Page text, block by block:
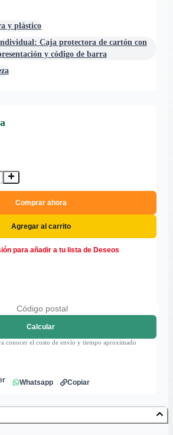
y plástico
Caja protectora de cartón con
y código de barra
Comprar ahora
Agregar al carrito
para añadir a tu lista de Deseos
Calcular
conocer el costo de envío y tiempo aproximado
Whatsapp Copiar